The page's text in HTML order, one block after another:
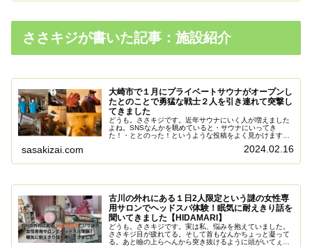
ささキジが書いた記事：施設紹介
大崎市で１月にプライベートサウナがオープンし
たとのことで勇猛な戦士２人を引き連れて突撃し
てきました
どうも。ささキジです。近年サウナにいく人が増えました
よね。SNSなんかを眺めていると・サウナにいってき
た！・ととのった！というような投稿をよく見かけます。
sasakizai.com 2024.02.16
古川の外れにある１日2人限定という謎の女性専
用サロンでヘッドスパ体験！眠気に耐えきり話を
聞いてきました【HIDAMARI】
どうも。ささキジです。実は私、悩みを抱えていました。
ささキジ目が疲れてる。そして首もなんかちょっと凝って
る。あと瞼の上らへんから突き抜けるように頭がいてぇ。